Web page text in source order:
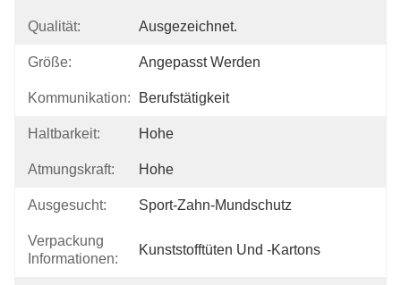
Qualität: Ausgezeichnet.
Größe: Angepasst Werden
Kommunikation: Berufstätigkeit
Haltbarkeit: Hohe
Atmungskraft: Hohe
Ausgesucht: Sport-Zahn-Mundschutz
Verpackung
Informationen:
Kunststofftüten Und -kartons